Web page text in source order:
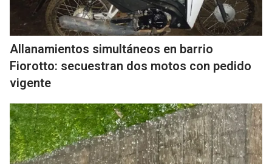
Allanamientos simultáneos en barrio
Fiorotto: secuestran dos motos con pedido
vigente